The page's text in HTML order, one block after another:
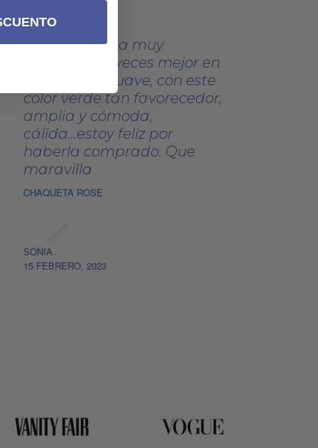
Es una prenda muy
especial, mil veces mejor en
directo, tan suave, con este
color verde tan favorecedor,
amplia y cómoda,
cálida...estoy feliz por
haberla comprado. Que
maravilla
CHAQUETA ROSE
SONIA
15 FEBRERO, 2023